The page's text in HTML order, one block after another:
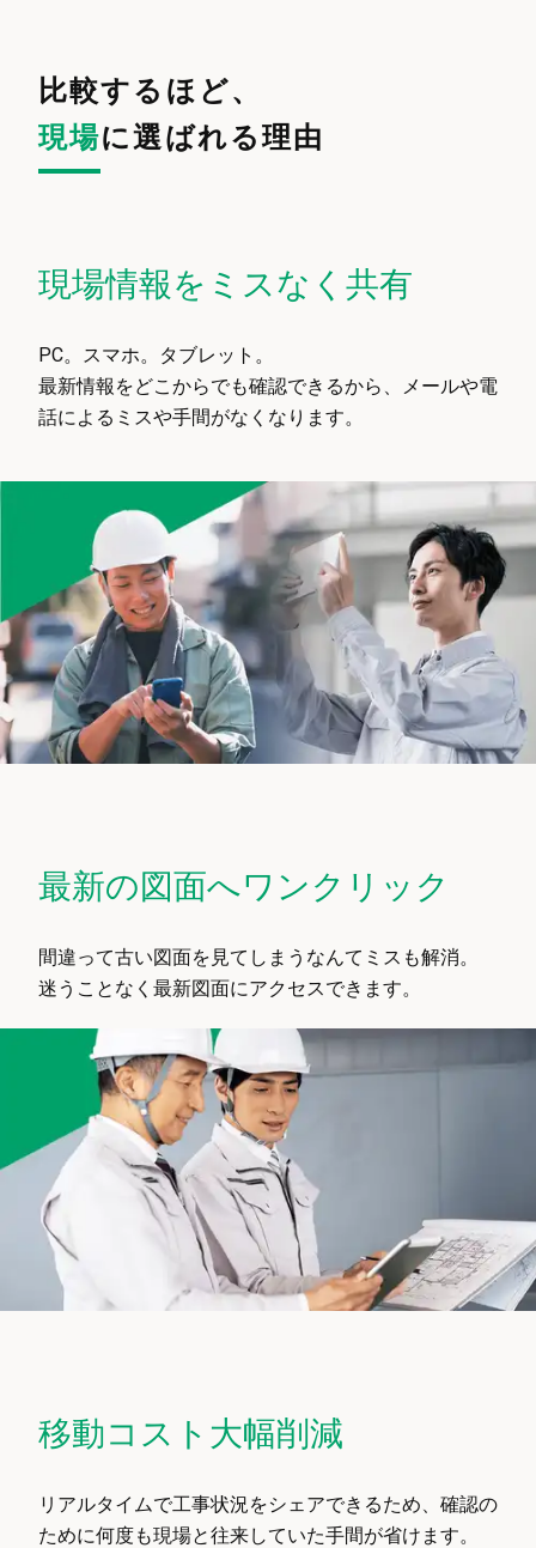
比較するほど、
現場に選ばれる理由
現場情報をミスなく共有
PC。スマホ。タブレット。
最新情報をどこからでも確認できるから、メールや電
話によるミスや手間がなくなります。
最新の図面へワンクリック
間違って古い図面を見てしまうなんてミスも解消。
迷うことなく最新図面にアクセスできます。
移動コスト大幅削減
リアルタイムで工事状況をシェアできるため、確認の
ために何度も現場と往来していた手間が省けます。